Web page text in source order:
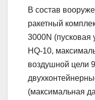
В состав
ракетный
3000N (пусковая
HQ-10,
воздушной цели
(максимальная